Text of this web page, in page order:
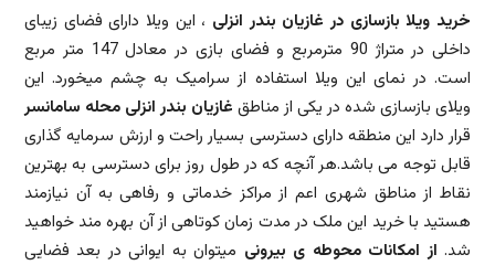
خرید ویلا بازسازی در غازیان بندر انزلی ، این ویلا دارای فضای زیبای
داخلی در متراژ 90 مترمربع و فضای بازی در معادل 147 متر مربع
است. در نمای این ویلا استفاده از سرامیک به چشم میخورد. این
ویلای بازسازی شده در یکی از مناطق غازیان بندر انزلی محله سامانسر
قرار دارد این منطقه دارای دسترسی بسیار راحت و ارزش سرمایه گذاری
قابل توجه می باشد.هر آنچه که در طول روز برای دسترسی به بهترین
نقاط از مناطق شهری اعم از مراکز خدماتی و رفاهی به آن نیازمند
هستید با خرید این ملک در مدت زمان کوتاهی از آن بهره مند خواهید
شد. از امکانات محوطه ی بیرونی میتوان به ایوانی در بعد فضایی